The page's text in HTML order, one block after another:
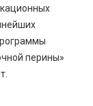
перины»